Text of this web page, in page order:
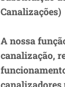
Canalizações)
A nossa
canalização,